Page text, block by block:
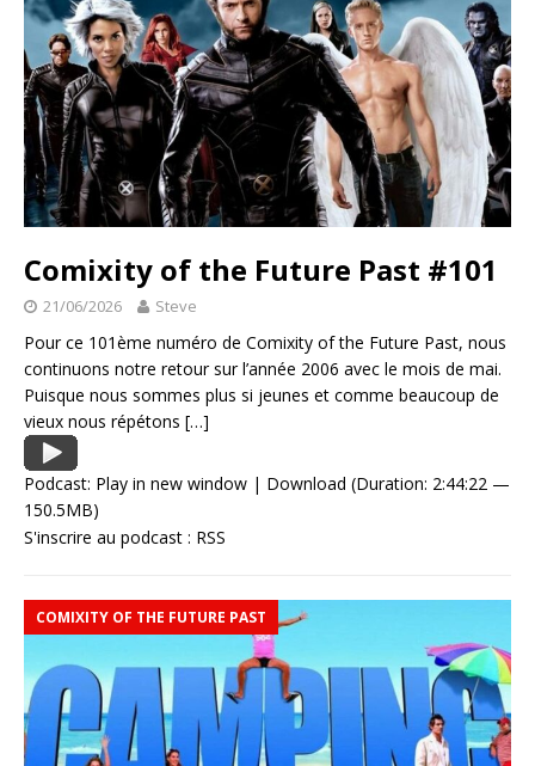
Comixity of the Future Past #101
21/06/2026 Steve
Pour ce 101ème numéro de Comixity of the Future Past, nous
continuons notre retour sur l’année 2006 avec le mois de mai.
Puisque nous sommes plus si jeunes et comme beaucoup de
vieux nous répétons […]
Podcast: Play in new window | Download (Duration: 2:44:22 —
150.5MB)
S'inscrire au podcast : RSS
COMIXITY OF THE FUTURE PAST